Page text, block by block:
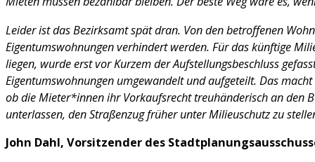
Leider ist das Bezirksamt spät dran. Von den betroffenen
Eigentumswohnungen verhindert werden. Für das künftige
liegen, wurde erst vor Kurzem der Aufstellungsbeschluss
Eigentumswohnungen umgewandelt und aufgeteilt. Das
ob die Mieter*innen ihr Vorkaufsrecht treuhänderisch an den
unterlassen, den Straßenzug früher unter Milieuschutz zu
John Dahl, Vorsitzender des